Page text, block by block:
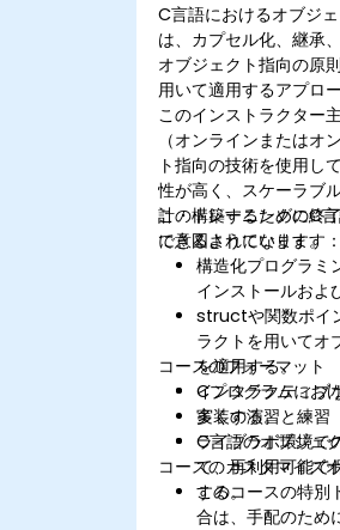
C言語におけるオブジ
は、カプセル化、継承
オブジェクト指向の原
用いて適用するアプロー
このインストラクター
（オンラインまたはオ
ト指向の技術を使用し
性が高く、スケーラブ
計・構築するためにC
に意図されています。
このトレーニングの終
できるようになります：
構造化プログラミ
インストールおよ
structや関数ポイ
ラクトを用いてオ
を適用する。
Cプログラムにお
実装する。
C言語のオブジェ
て、再利用可能で
する。
コースのフォーマット
インタラクティブ
多くの演習と練習
ライブラボ環境で
コースのカスタマイズ
このコースの特別
合は、手配のため